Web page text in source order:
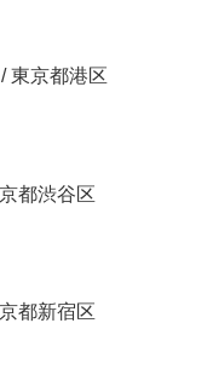
東京都港区
都渋谷区
都新宿区